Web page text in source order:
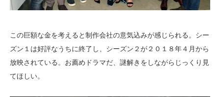
この巨額な金を考えると制作会社の意気込みが感じられる。シー
ズン１は好評なうちに終了し、シーズン２が２０１８年４月から
放映されている。お薦めドラマだ、謎解きをしながらじっくり見
てほしい。